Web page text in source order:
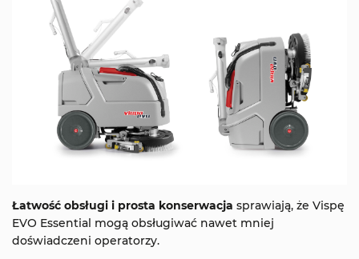
Łatwość obsługi i prosta konserwacja sprawiają, że Vispę
EVO Essential mogą obsługiwać nawet mniej
doświadczeni operatorzy.